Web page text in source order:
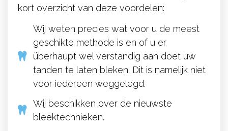
kort overzicht van deze voordelen:
Wij weten precies wat voor u de meest
geschikte methode is en of u er
überhaupt wel verstandig aan doet uw
tanden te laten bleken. Dit is namelijk niet
voor iedereen weggelegd.
Wij beschikken over de nieuwste
bleektechnieken.